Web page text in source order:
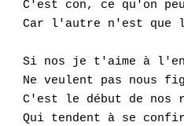
C'est con, ce qu'on
Car l'autre n'est que
Si nos je t'aime à
Ne veulent pas nous
C'est le début de nos
Qui tendent à se